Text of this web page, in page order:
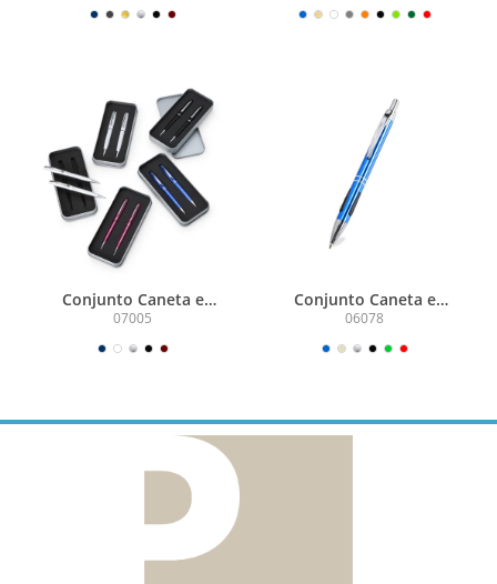
Conjunto Caneta e
Lapiseira Metal
07005
Conjunto Caneta e
Lapiseira Metal
06078